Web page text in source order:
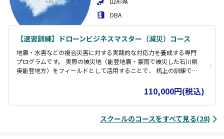
DBA
【速習訓練】ドローンビジネスマスター（減災）コース
地震・水害などの複合災害に対する実践的な対応力を養成する専門
プログラムです。 実際の被災地（能登地震・豪雨で被災した石川県
奥能登地方）をフィールドとして活用することで、 机上の訓練では
応できる人材を育成することを目的としています。 災害現場での実
務経験を持つ、飛行時間1,000時間以上のベテランインストラクター
が指導します。 ＜速習訓練のカリキュラム内容＞ ・災害現場での活
動基礎学習 ・実データを使用した現場学習 ・インストラクターによ
るデモ飛行 ・短期間で災害活用の基本全般を体験
110,000円(税込)
スクールのコースをすべて見る(28)